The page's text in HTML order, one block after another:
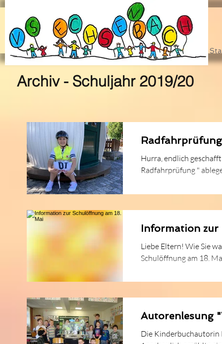
Archiv - Schuljahr 2019/20
Hurra, endlich geschafft!
Radfahrprüfung "
Information zur
Liebe Eltern! Wie Sie
Schulöffnung am 18.
Autorenlesung
Die Kinderbuchautorin